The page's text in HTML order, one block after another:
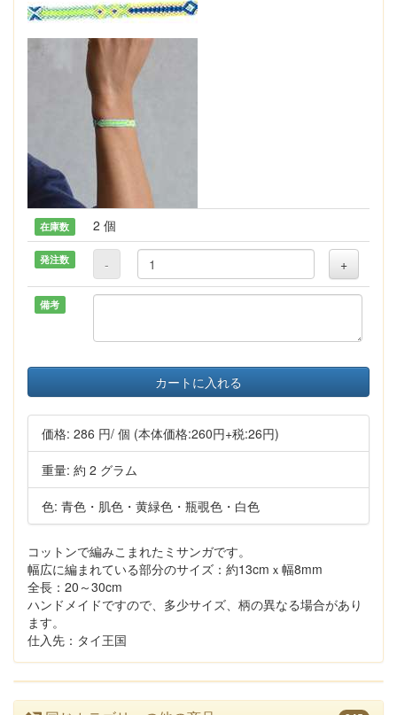
在庫数 2 個
発注数 - +
備考
カートに入れる
価格: 286 円/ 個 (本体価格:260円+税:26円)
重量: 約 2 グラム
色: 青色・肌色・黄緑色・瓶覗色・白色
コットンで編みこまれたミサンガです。
幅広に編まれている部分のサイズ：約13cmｘ幅8mm
全長：20～30cm
ハンドメイドですので、多少サイズ、柄の異なる場合があり
ます。
仕入先：タイ王国